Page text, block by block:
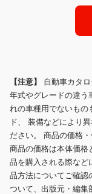
ーラーkit HKSM45HL
【注意】 自動車カタ
年式やグレードの違う
れの車種用でないもの
ド、 装備などにより
ださい。 商品の価格
商品の価格は本体価格
品を購入される際など
品方法についてご確認
ついて、出版元・編集